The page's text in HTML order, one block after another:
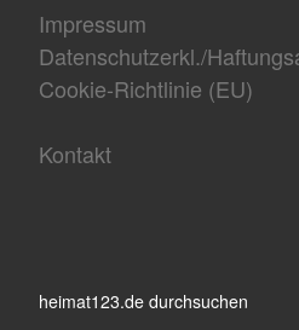
Impressum
Datenschutzerkl./
Cookie-Richtlinie (EU)
Kontakt
heimat123.de durchsuchen